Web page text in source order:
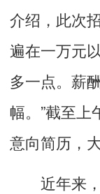
介绍，此次
遍在一万元
多一点。薪
幅。”截至上
意向简历，
近年来，